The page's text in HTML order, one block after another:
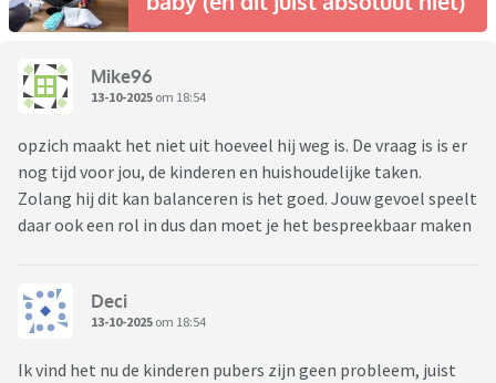
Mike96
13-10-2025 om 18:54
opzich maakt het niet uit hoeveel hij weg is. De vraag is is er
nog tijd voor jou, de kinderen en huishoudelijke taken.
Zolang hij dit kan balanceren is het goed. Jouw gevoel speelt
daar ook een rol in dus dan moet je het bespreekbaar maken
Deci
13-10-2025 om 18:54
Ik vind het nu de kinderen pubers zijn geen probleem, juist